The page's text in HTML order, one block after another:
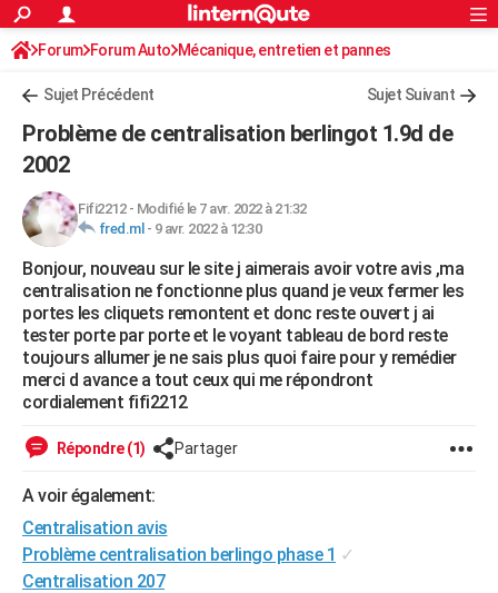
ACTUALITÉS
Politique
Société
Faits Divers
Education
Monde
Villes
+
Programme TV
TNTStreaming
Cinéma
Sorties cinéma
Musique
+FINANCE
Retraite
Impôts
Epargne
Immobilier
Risques naturels par ville
Banque
Assurance
Crédit
AUTO
Essais
Réserver un essai
Citadines
Berlines
SUV
Forum auto
HIGH-TECH
Mobiles
Meilleur smartphone
Internet
Ordinateurs
Jeux vidéo
Guide high-tech
+BRICOLAGE
Forum
Aménagement intérieur
Extérieur
Cuisine
Salle de bains
Jardinage
Rangement
WEEK-END
Guides de France
Escapades
Patrimoine
Expositions
Musées
Week-end nature
+LIFESTYLE
SANTE
Destinations
City break
Voyage nature
Voyage de noces
Forum
Climat
+PHOTO
GUIDES D'ACHAT
Rechercher
S'inscrire
Connexion
Forum Forum Auto Mécanique, entretien et pannes
Sujet Précédent Sujet Suivant
Problème de centralisation berlingot 1.9d de
2002
Fifi2212- Modifié le 7 avr. 2022 à 21:32
fred.ml - 9 avr. 2022 à 12:30
Bonjour, nouveau sur le site j aimerais avoir votre avis ,ma
centralisation ne fonctionne plus quand je veux fermer les
portes les cliquets remontent et donc reste ouvert j ai
tester porte par porte et le voyant tableau de bord reste
toujours allumer je ne sais plus quoi faire pour y remédier
merci d avance a tout ceux qui me répondront
cordialement fifi2212
Répondre (1) Partager
A voir également:
Centralisation avis
Problème centralisation berlingo phase 1 ✓
Centralisation 207